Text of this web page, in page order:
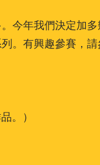
今年我們決定加
。有興趣參賽，請
。）